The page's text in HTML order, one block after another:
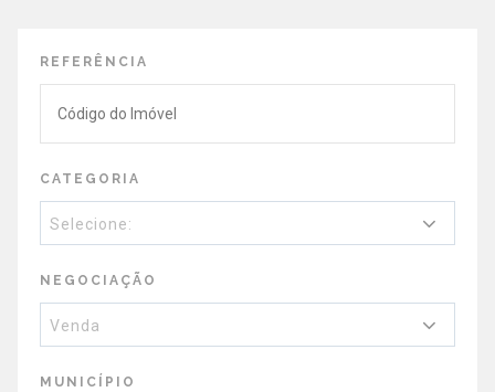
REFERÊNCIA
CATEGORIA
Selecione:
NEGOCIAÇÃO
Venda
MUNICÍPIO